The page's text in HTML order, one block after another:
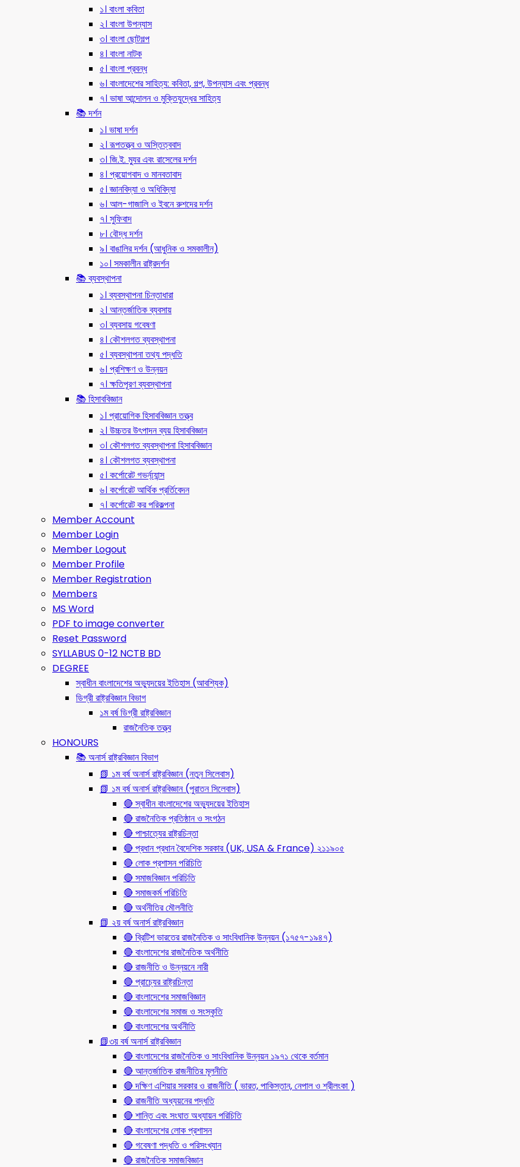
১। বাংলা কবিতা
২। বাংলা উপন্যাস
৩। বাংলা ছোটগল্প
৪। বাংলা নাটক
৫। বাংলা প্রবন্ধ
৬। বাংলাদেশের সাহিত্য: কবিতা, গল্প, উপন্যাস এবং প্রবন্ধ
৭। ভাষা আন্দোলন ও মুক্তিযুদ্ধের সাহিত্য
📚 দর্শন
১। ভাষা দর্শন
২। রূপতত্ত্ব ও অস্তিত্ববাদ
৩। জি.ই. ম্যুর এবং রাসেলের দর্শন
৪। প্রয়োগবাদ ও মানবতাবাদ
৫। জ্ঞানবিদ্যা ও অধিবিদ্যা
৬। আল-গাজালি ও ইবনে রুশদের দর্শন
৭। সুফিবাদ
৮। বৌদ্ধ দর্শন
৯। বাঙালির দর্শন (আধুনিক ও সমকালীন)
১০। সমকালীন রাষ্ট্রদর্শন
📚 ব্যবস্থাপনা
১। ব্যবস্থাপনা চিন্তাধারা
২। আন্তর্জাতিক ব্যবসায়
৩। ব্যবসায় গবেষণা
৪। কৌশলগত ব্যবস্থাপনা
৫। ব্যবস্থাপনা তথ্য পদ্ধতি
৬। প্রশিক্ষণ ও উন্নয়ন
৭। ক্ষতিপূরণ ব্যবস্থাপনা
📚 হিসাববিজ্ঞান
১। প্রায়োগিক হিসাববিজ্ঞান তত্ত্ব
২। উচ্চতর উৎপাদন ব্যয় হিসাববিজ্ঞান
৩। কৌশলগত ব্যবস্থাপনা হিসাববিজ্ঞান
৪। কৌশলগত ব্যবস্থাপনা
৫। কর্পোরেট গভর্ন্য্যান্স
৬। কর্পোরেট আর্থিক প্রর্তিবেদন
৭। কর্পোরেট কর পরিকল্পনা
Member Account
Member Login
Member Logout
Member Profile
Member Registration
Members
MS Word
PDF to image converter
Reset Password
SYLLABUS 0-12 NCTB BD
DEGREE
স্বাধীন বাংলাদেশের অভ্যুদয়ের ইতিহাস (আবশ্যিক)
ডিগ্রী রাষ্ট্রবিজ্ঞান বিভাগ
১ম বর্ষ ডিগ্রী রাষ্ট্রবিজ্ঞান
রাজনৈতিক তত্ত্ব
HONOURS
📚 অনার্স রাষ্ট্রবিজ্ঞান বিভাগ
📗 ১ম বর্ষ অনার্স রাষ্ট্রবিজ্ঞান (নতুন সিলেবাস)
📗 ১ম বর্ষ অনার্স রাষ্ট্রবিজ্ঞান (পুরাতন সিলেবাস)
🔴 স্বাধীন বাংলাদেশের অভ্যুদয়ের ইতিহাস
🔴 রাজনৈতিক প্রতিষ্ঠান ও সংগঠন
🔴 পাশ্চাত্যের রাষ্ট্রচিন্তা
🔴 প্রধান প্রধান বৈদেশিক সরকার (UK, USA & France) ২১১৯০৫
🔴 লোক প্রশাসন পরিচিতি
🔴 সমাজবিজ্ঞান পরিচিতি
🔴 সমাজকর্ম পরিচিতি
🔴 অর্থনীতির মৌলনীতি
📗 ২য় বর্ষ অনার্স রাষ্ট্রবিজ্ঞান
🔴 ব্রিটিশ ভারতের রাজনৈতিক ও সাংবিধানিক উন্নয়ন (১৭৫৭-১৯৪৭)
🔴 বাংলাদেশের রাজনৈতিক অর্থনীতি
🔴 রাজনীতি ও উন্নয়নে নারী
🔴 প্রাচ্যের রাষ্ট্রচিন্তা
🔴 বাংলাদেশের সমাজবিজ্ঞান
🔴 বাংলাদেশের সমাজ ও সংস্কৃতি
🔴 বাংলাদেশের অর্থনীতি
📗৩য় বর্ষ অনার্স রাষ্ট্রবিজ্ঞান
🔴 বাংলাদেশের রাজনৈতিক ও সাংবিধানিক উন্নয়ন ১৯৭১ থেকে বর্তমান
🔴 আন্তর্জাতিক রাজনীতির মূলনীতি
🔴 দক্ষিণ এশিয়ার সরকার ও রাজনীতি ( ভারত, পাকিস্তান, নেপাল ও শ্রীলংকা )
🔴 রাজনীতি অধ্যয়নের পদ্ধতি
🔴 শান্তি এবং সংঘাত অধ্যায়ন পরিচিতি
🔴 বাংলাদেশের লোক প্রশাসন
🔴 গবেষণা পদ্ধতি ও পরিসংখ্যান
🔴 রাজনৈতিক সমাজবিজ্ঞান